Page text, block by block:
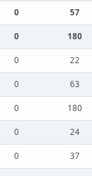
0
57
0
180
0
22
0
63
0
180
0
24
0
37